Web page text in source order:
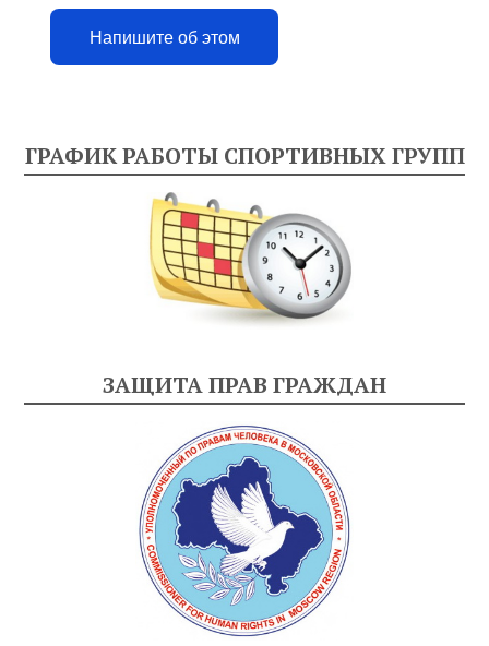
Напишите об этом
ГРАФИК РАБОТЫ СПОРТИВНЫХ ГРУПП
ЗАЩИТА ПРАВ ГРАЖДАН